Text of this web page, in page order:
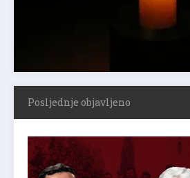
Posljednje objavljeno